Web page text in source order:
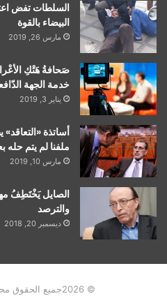
السلطات تفض
البيضاء بالقوة
مارس 26, 2019
صَحافةُ هَتْكِ
خدمة الجهة
يناير 3, 2019
أساتذة
ملفنا لم يتم حله
مارس 10, 2019
الصايل يَخْتَطِفُ
والترصد
ديسمبر 20, 2018
© 2026جميع الحقوق محفوضة |